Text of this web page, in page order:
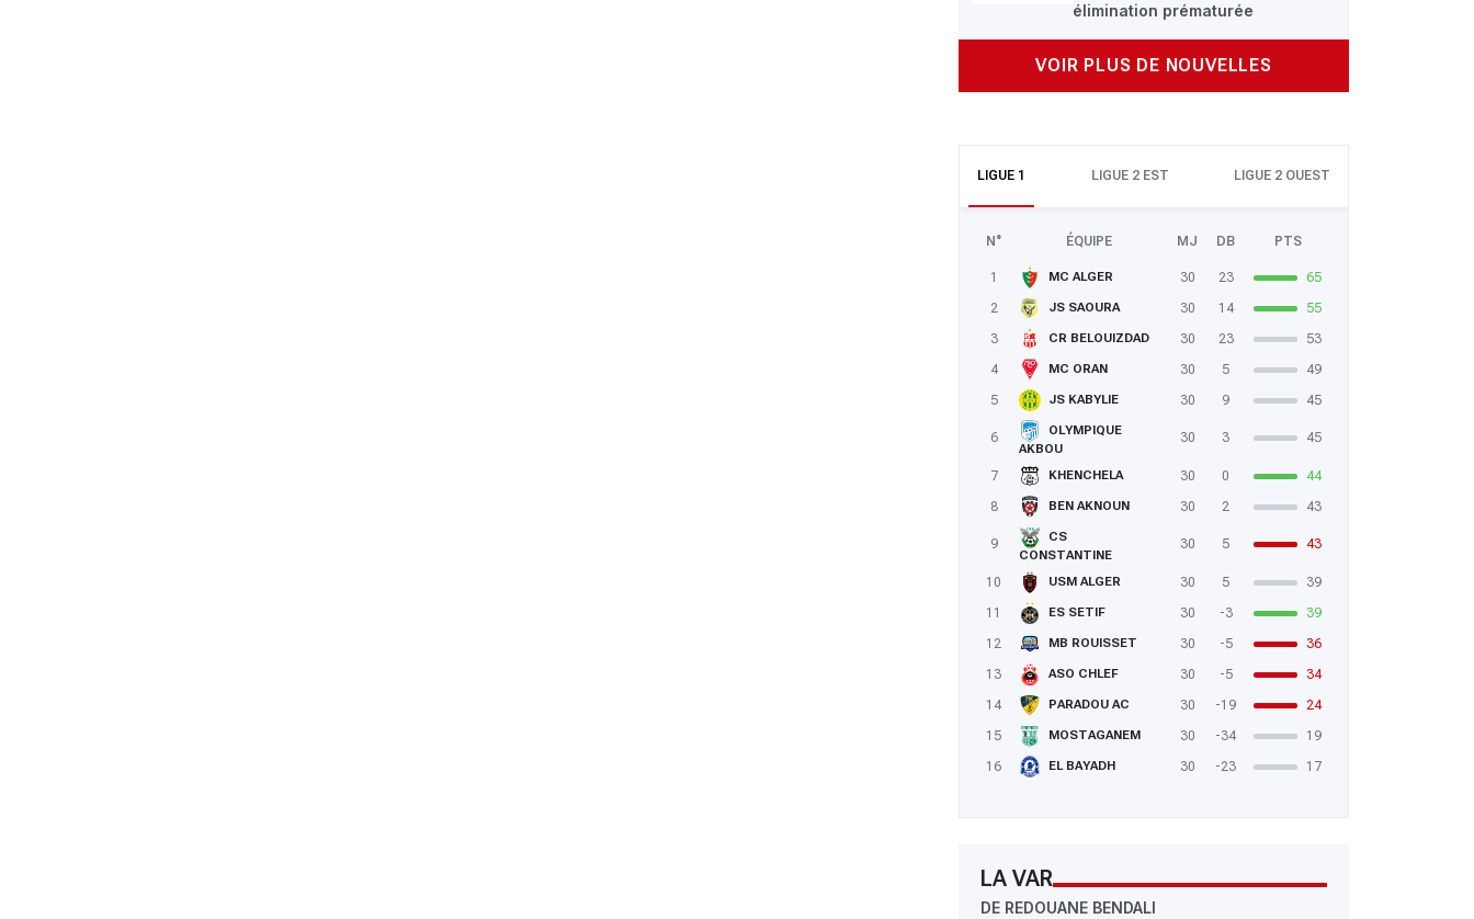
élimination prématurée
VOIR PLUS DE NOUVELLES
LIGUE 1 LIGUE 2 EST LIGUE 2 OUEST
N° ÉQUIPE MJ DB PTS
1 MC ALGER 30 23
65
2
JS SAOURA 30 14
55
3
CR BELOUIZDAD 30 23
53
4
MC ORAN 30 5
49
5
JS KABYLIE 30 9 45
6
OLYMPIQUE
AKBOU
30 3 45
7 KHENCHELA 30 0
44
8
BEN AKNOUN 30 2 43
9
CS
CONSTANTINE
30 5 43
10 USM ALGER 30 5
39
11
ES SETIF 30 -3
39
12
MB ROUISSET 30 -5
36
13
ASO CHLEF 30 -5
34
14
PARADOU AC 30 -19
24
15
MOSTAGANEM 30 -34
19
16
EL BAYADH 30 -23 17
LA VAR
DE REDOUANE BENDALI